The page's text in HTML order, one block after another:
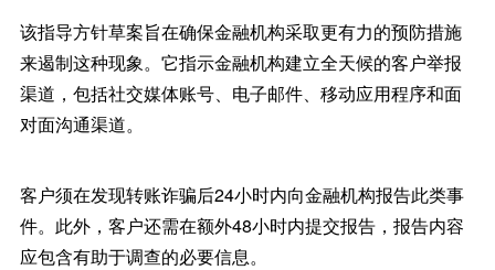
该指导方针草案旨在确保金融机构采取更有力的预防措施
来遏制这种现象。它指示金融机构建立全天候的客户举报
渠道，包括社交媒体账号、电子邮件、移动应用程序和面
对面沟通渠道。
客户须在发现转账诈骗后24小时内向金融机构报告此类事
件。此外，客户还需在额外48小时内提交报告，报告内容
应包含有助于调查的必要信息。